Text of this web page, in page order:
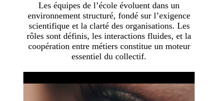
Les équipes de l’école évoluent dans un
environnement structuré, fondé sur l’exigence
scientifique et la clarté des organisations. Les
rôles sont définis, les interactions fluides, et la
coopération entre métiers constitue un moteur
essentiel du collectif.